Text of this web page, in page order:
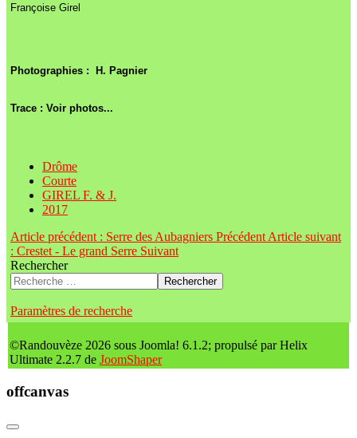
Françoise Girel
Photographies : H. Pagnier
Trace : Voir photos...
Drôme
Courte
GIREL F. & J.
2017
Article précédent : Serre des Aubagniers Précédent Article suivant
: Crestet - Le grand Serre Suivant
Rechercher
Rechercher
Paramètres de recherche
©Randouvèze 2026 sous Joomla! 6.1.2; propulsé par Helix
Ultimate 2.2.7 de JoomShaper
offcanvas